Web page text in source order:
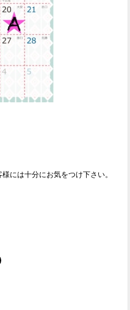
には十分にお気をつけ下さい。